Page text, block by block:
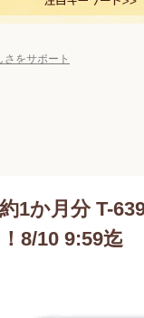
さをサポート
1か月分 T-
8/10 9:59迄